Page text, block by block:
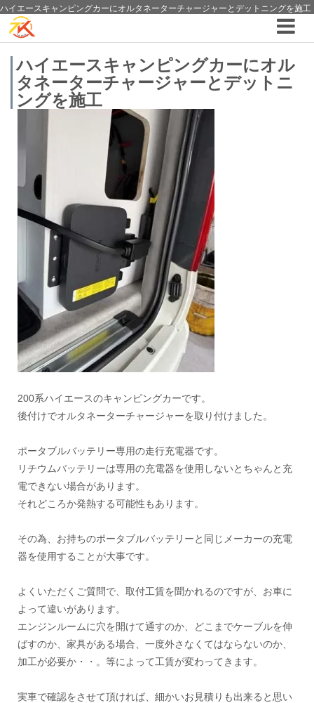
ハイエースキャンピングカーにオルタネーターチャージャーとデットニングを施工
｜ TK TECH全てのブログ ｜4WDやSUVのカスタム パーツと12vクーラーから 車
中泊/キャンピング部品までご提案の T.K TECH 埼玉
ハイエースキャンピングカーにオル
タネーターチャージャーとデットニ
ングを施工
200系ハイエースのキャンピングカーです。
後付けでオルタネーターチャージャーを取り付けました。
ポータブルバッテリー専用の走行充電器です。
リチウムバッテリーは専用の充電器を使用しないとちゃんと充
電できない場合があります。
それどころか発熱する可能性もあります。
その為、お持ちのポータブルバッテリーと同じメーカーの充電
器を使用することが大事です。
よくいただくご質問で、取付工賃を聞かれるのですが、お車に
よって違いがあります。
エンジンルームに穴を開けて通すのか、どこまでケーブルを伸
ばすのか、家具がある場合、一度外さなくてはならないのか、
加工が必要か・・。等によって工賃が変わってきます。
実車で確認をさせて頂ければ、細かいお見積りも出来ると思い